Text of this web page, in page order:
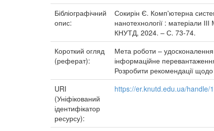
Бібліографічний
опис:
Сокирін Є. Комп'ютерна
нанотехнології : матеріали
КНУТД, 2024. – С. 73-74.
Короткий огляд
(реферат):
Мета роботи –
інформаційне
Розробити рекомендації щодо
URI
(Уніфікований
ідентифікатор
ресурсу):
https://er.knutd.edu.ua/handle/